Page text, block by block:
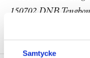
Samtycke